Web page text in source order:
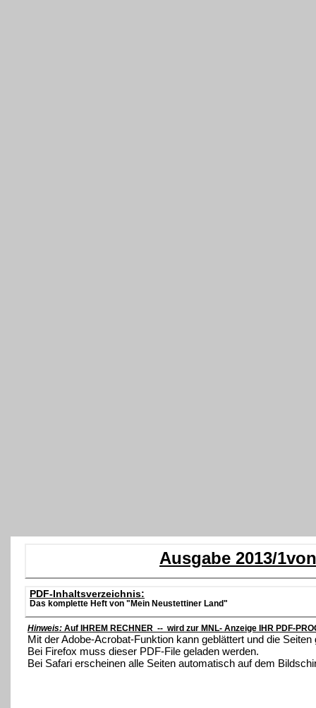
Ausgabe 2013/
Hinweis: Auf IHREM RECHNER -- wird zur MNL- Anzeige IHR PDF-
Mit der Adobe-Acrobat-Funktion kann geblättert und die
Bei Firefox muss dieser PDF-File geladen werden.
Bei Safari erscheinen alle Seiten automatisch auf dem
PDF-Inhaltsverzeichnis:
Das komplette Heft von "Mein Neustettiner Land"